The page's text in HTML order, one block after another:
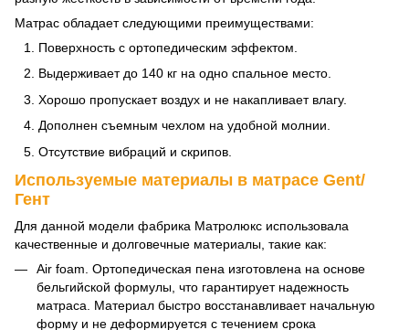
Матрас обладает следующими преимуществами:
Поверхность с ортопедическим эффектом.
Выдерживает до 140 кг на одно спальное место.
Хорошо пропускает воздух и не накапливает влагу.
Дополнен съемным чехлом на удобной молнии.
Отсутствие вибраций и скрипов.
Используемые материалы в матрасе Gent/
Гент
Для данной модели фабрика Матролюкс использовала
качественные и долговечные материалы, такие как:
Air foam. Ортопедическая пена изготовлена на основе
бельгийской формулы, что гарантирует надежность
матраса. Материал быстро восстанавливает начальную
форму и не деформируется с течением срока